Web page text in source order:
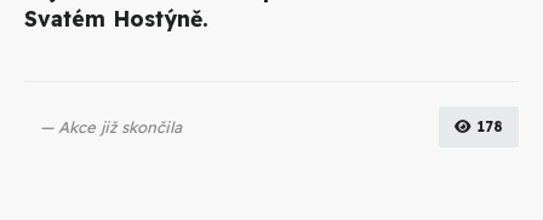
Svatém Hostýně.
Akce již skončila 178